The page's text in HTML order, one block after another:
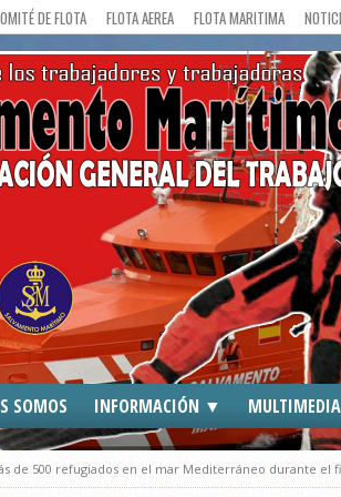
DE FLOTA FLOTA AEREA FLOTA MARITIMA
SOMOS INFORMACIÓN ▼
COMUNICADOS
CONVENIOS
CGT EN MEDIOS
FOTOGRAFIAS
de 500 refugiados en el mar Mediterráneo durante el